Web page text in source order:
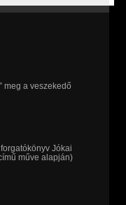
meg a veszekedő
Jókai
műve alapján)